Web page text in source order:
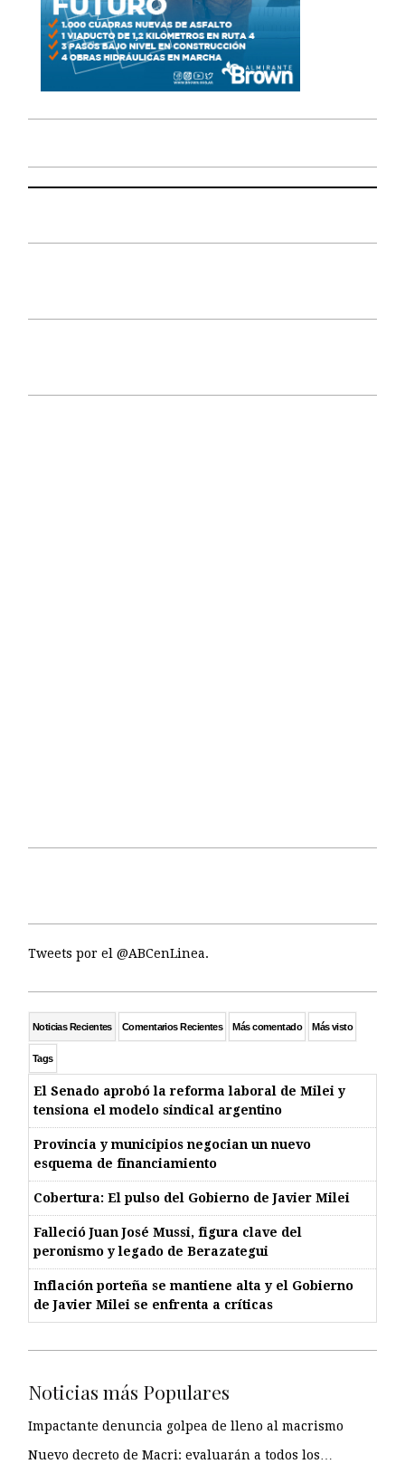
Tweets por el @ABCenLinea.
Noticias Recientes Comentarios Recientes Más comentado Más visto
Tags
El Senado aprobó la reforma laboral de Milei y
tensiona el modelo sindical argentino
Provincia y municipios negocian un nuevo
esquema de financiamiento
Cobertura: El pulso del Gobierno de Javier Milei
Falleció Juan José Mussi, figura clave del
peronismo y legado de Berazategui
Inflación porteña se mantiene alta y el Gobierno
de Javier Milei se enfrenta a críticas
Noticias más Populares
Impactante denuncia golpea de lleno al macrismo
Nuevo decreto de Macri: evaluarán a todos los…